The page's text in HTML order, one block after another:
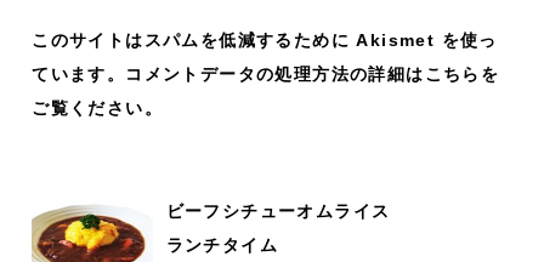
このサイトはスパムを低減するために Akismet を使っ
ています。
コメントデータの処理方法の詳細はこちらを
ご覧ください。
ビーフシチューオムライス
ランチタイム